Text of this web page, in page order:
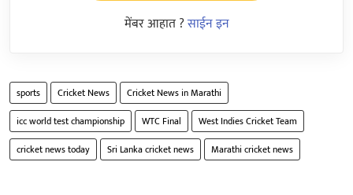
मेंबर आहात ?साईन इन
sports Cricket News
Cricket News in Marathi
icc world test championship
WTC Final
West Indies Cricket Team
cricket news today
Sri Lanka cricket news Marathi cricket news